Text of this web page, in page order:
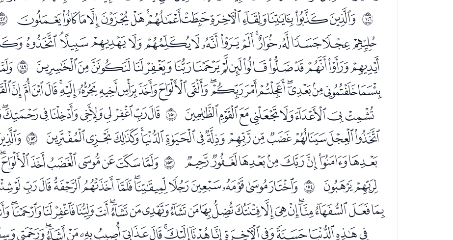
ﲑ ﮜﮝﮞﮟﮠﮡﮢﮣﮤﮥﮦﮧﮨﮩ
ﯨﯩﯪﯫﯬﯭﯮﯯﯰﯱﯲﯳﯴﯵﯶ ﲔ
ﭳﭴﭵﭶﭷﭸﭹﭺ ﲕ
ﮋﮌﮍﮎﮏﮐﮑﮒﮓﮔﮕﮖﮗﮘ ﲗ
ﮠﮡﮢﮣﮤﮥﮦﮧ ﲘ
ﯘﯙ ﲙ